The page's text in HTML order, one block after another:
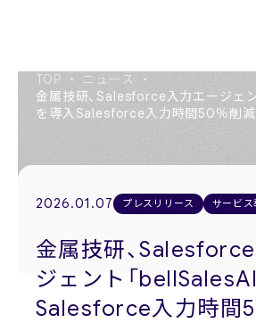
Members
Company
会社概要
TOP ・ ニュース
・
金属技研、Salesforce入力エージェ
を導入Salesforce入力時間50％削
2026.01.07 プレスリリース サービス
金属技研、
ジェント「
Salesforce入力時間